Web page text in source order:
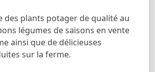
des plants potager de qualité au
légumes de saisons en vente
ainsi que de délicieuses
sur la ferme.